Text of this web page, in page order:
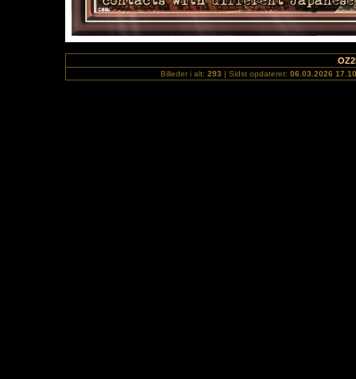
Billeder i alt: 293 | Sidst opdateret: 06.03.2026 17.10